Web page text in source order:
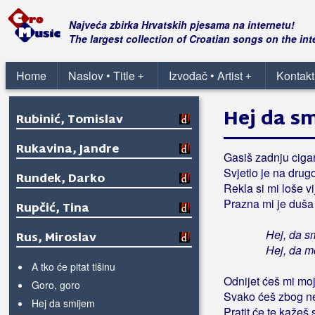
Najveća zbirka Hrvatskih pjesama na internetu!
The largest collection of Croatian songs on the
Home +
Naslov • Title +
Izvođač • Artist
Rubato
Rubikon
Rubini
Rubinić, Tomislav
Rukavina, Jandre
Rundek, Darko
Rupčić, Tina
Rus, Miroslav
A tko će pitat tišinu
Goro, goro
Hej da smijem
Hej da
Gasiš zadnju
Svjetlo je na
Rekla si mi loše
Prazna mi je
Hej, da
Hej, da
Odnijet ćeš mi
Svako ćeš zbog